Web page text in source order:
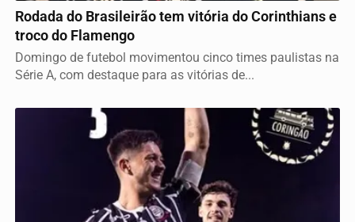
Rodada do Brasileirão tem vitória do Corinthians e
troco do Flamengo
Domingo de futebol movimentou cinco times paulistas na
Série A, com destaque para as vitórias de...